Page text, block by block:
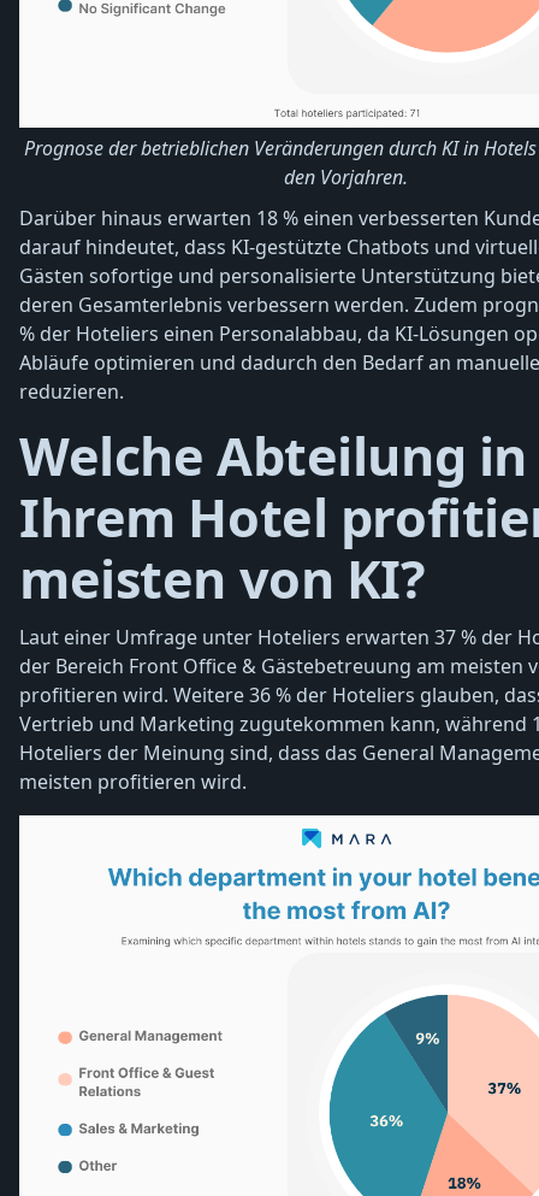
Prognose der betrieblichen Veränderungen durch KI in
den Vorjahren.
Darüber hinaus erwarten 18 % einen verbesserten
darauf hindeutet, dass KI-gestützte Chatbots und
Gästen sofortige und personalisierte Unterstützung
deren Gesamterlebnis verbessern werden. Zudem
% der Hoteliers einen Personalabbau, da KI-Lösungen
Abläufe optimieren und dadurch den Bedarf an
reduzieren.
Welche Abteilung in
Ihrem Hotel
meisten von KI?
Laut einer Umfrage unter Hoteliers erwarten 37 % der
der Bereich Front Office & Gästebetreuung am meisten
profitieren wird. Weitere 36 % der Hoteliers glauben,
Vertrieb und Marketing zugutekommen kann, während
Hoteliers der Meinung sind, dass das General
meisten profitieren wird.